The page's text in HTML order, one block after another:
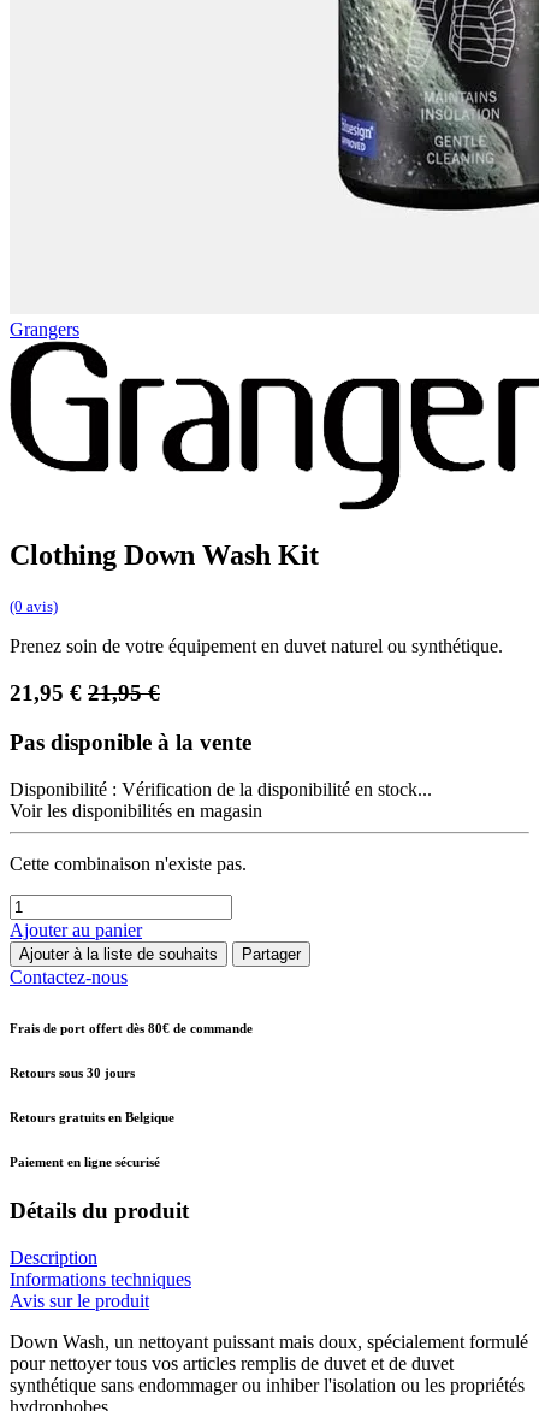
Grangers
Clothing Down Wash Kit
(0 avis)
Prenez soin de votre équipement en duvet naturel ou synthétique.
21,95 € 21,95€
Pas disponible à la vente
Disponibilité : Vérification de la disponibilité en stock...
Voir les disponibilités en magasin
Cette combinaison n'existe pas.
Ajouter au panier
Ajouter à la liste de souhaits Partager
Contactez-nous
Frais de port offert dès 80€ de commande
Retours sous 30 jours
Retours gratuits en Belgique
Paiement en ligne sécurisé
Détails du produit
Description
Informations techniques
Avis sur le produit
Down Wash, un nettoyant puissant mais doux, spécialement formulé
pour nettoyer tous vos articles remplis de duvet et de duvet
synthétique sans endommager ou inhiber l'isolation ou les propriétés